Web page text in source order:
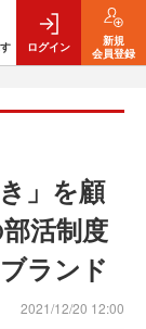
ログイン
新規
会員登録
」を顧
活制度
ランド
2021/12/20 12:00